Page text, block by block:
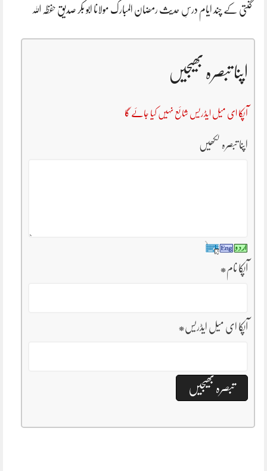
گنتی کے چند ایام درسِ حدیث رمضان المبارک مولانا ابو بکر صدیق حفظہ اللہ
اپنا تبصرہ بھیجیں
آپکا ای میل ایڈریس شائع نہیں کیا جائے گا
اپنا تبصرہ لکھیں
آپکا نام*
آپکا ای میل ایڈریس*